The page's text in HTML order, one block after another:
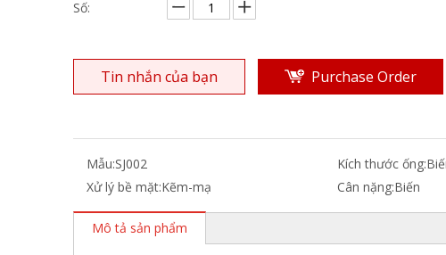
Số:
Tin nhắn của bạn Purchase Order
Mẫu:SJ002 Kích thước ống:
Xử lý bề mặt:Kẽm-mạ Cân nặng:Biến
Mô tả sản phẩm